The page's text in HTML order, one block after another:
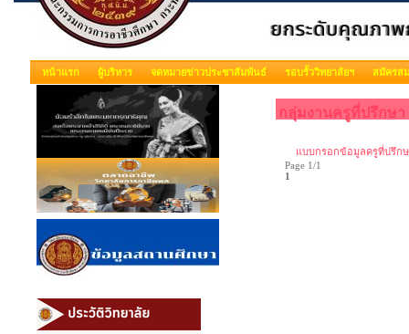
หน้าแรก ผู้บริหาร จดหมายข่าวประชาสัมพันธ์ รอบรั้ววิทยาลัยฯ สมัครส
กลุ่มงานครูที่ปรึกษา
แบบกรอกข้อมูลครูที่ปรึก
Page 1/1
1